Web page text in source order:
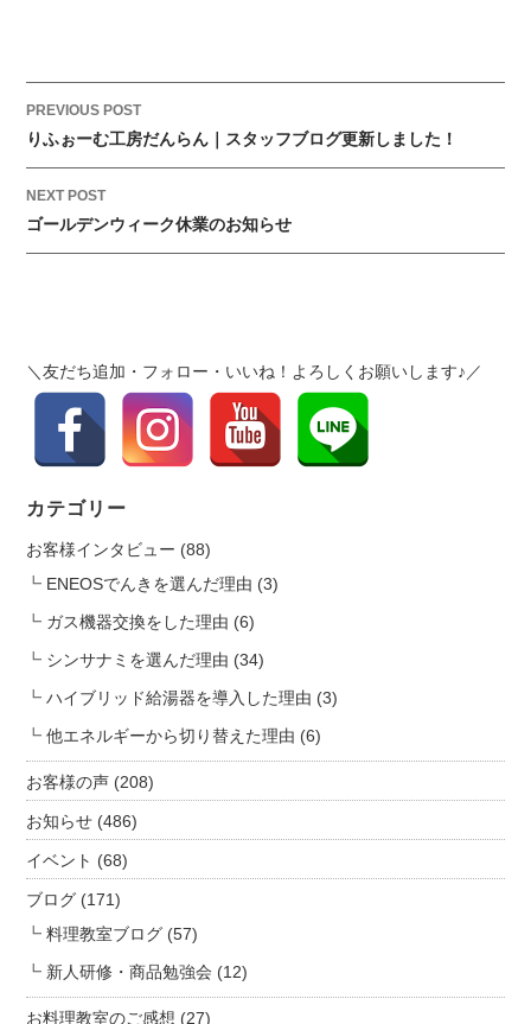
証
制
さ
れ
し
は
P
o
s
t
n
a
a
o
PREVIOUS POST
りふぉーむ工房だんらん｜スタッフブログ更新しました！
NEXT POST
ゴールデンウィーク休業のお知らせ
＼友だち追加・フォロー・いいね！よろしくお願いします♪／
カテゴリー
お客様インタビュー (88)
ENEOSでんきを選んだ理由 (3)
ガス機器交換をした理由 (6)
シンサナミを選んだ理由 (34)
ハイブリッド給湯器を導入した理由 (3)
他エネルギーから切り替えた理由 (6)
お客様の声 (208)
お知らせ (486)
イベント (68)
ブログ (171)
料理教室ブログ (57)
新人研修・商品勉強会 (12)
お料理教室のご感想 (27)